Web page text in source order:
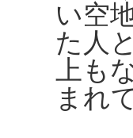
い空
た人
上も
まれ